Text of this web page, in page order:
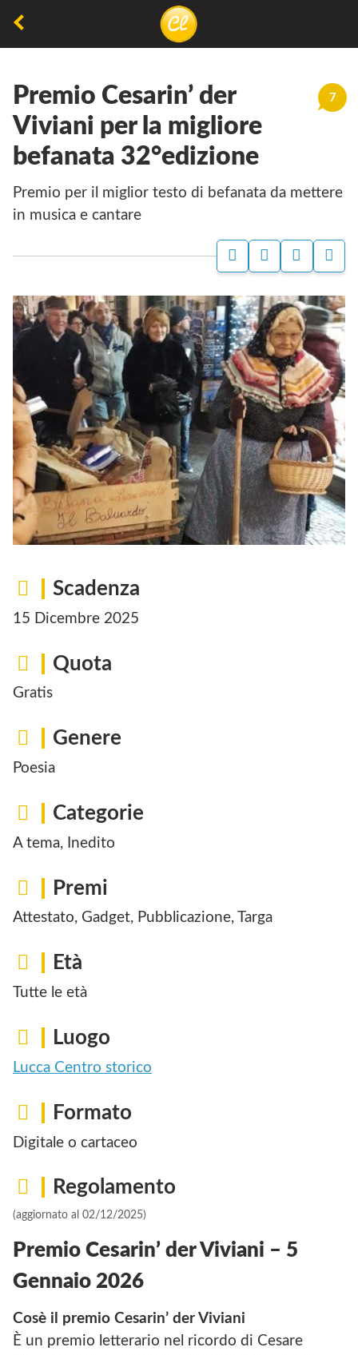
non
permette
camminare,
ma
permette
respirare
7
Premio Cesarin’ der
Viviani per la migliore
befanata 32°edizione
premio per il miglior testo di befanata da mettere
in musica e cantare
Scadenza
15 Dicembre 2025
Quota
Gratis
Genere
Poesia
Categorie
A tema, Inedito
Premi
Attestato, Gadget, Pubblicazione, Targa
Età
Tutte le età
Luogo
Lucca Centro storico
Formato
Digitale o cartaceo
Regolamento
(aggiornato al 02/12/2025)
Premio Cesarin’ der Viviani – 5
Gennaio 2026
Cosè il premio Cesarin’ der Viviani
È un premio letterario nel ricordo di Cesare